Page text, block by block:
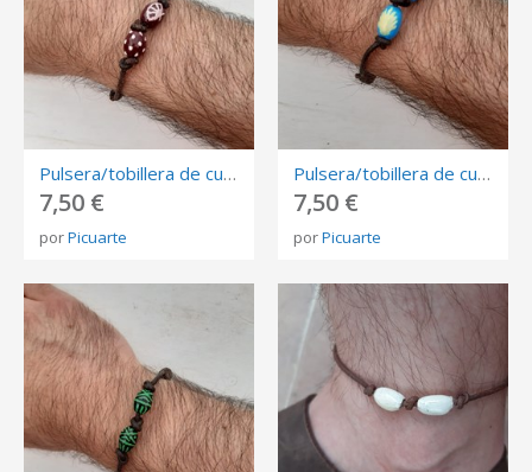
Pulsera/tobillera de cuero con nudos y 2 huesos de aceituna FLAMENCO
7,50 €
porPicuarte
Pulsera/tobillera de cuero artesanal con nudos y 2 huesos de aceituna EL CAMINO
7,50 €
porPicuarte